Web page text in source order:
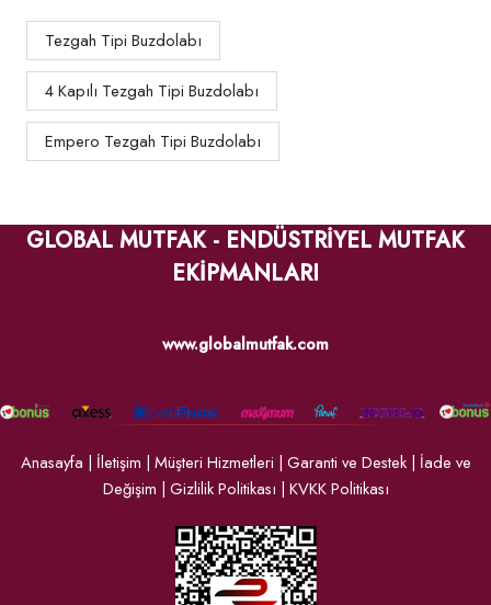
Tezgah Tipi Buzdolabı
4 Kapılı Tezgah Tipi Buzdolabı
Empero Tezgah Tipi Buzdolabı
GLOBAL MUTFAK - ENDÜSTRİYEL MUTFAK
EKİPMANLARI
www.globalmutfak.com
Anasayfa | İletişim | Müşteri Hizmetleri | Garanti ve Destek| İade ve
Değişim | Gizlilik Politikası | KVKK Politikası